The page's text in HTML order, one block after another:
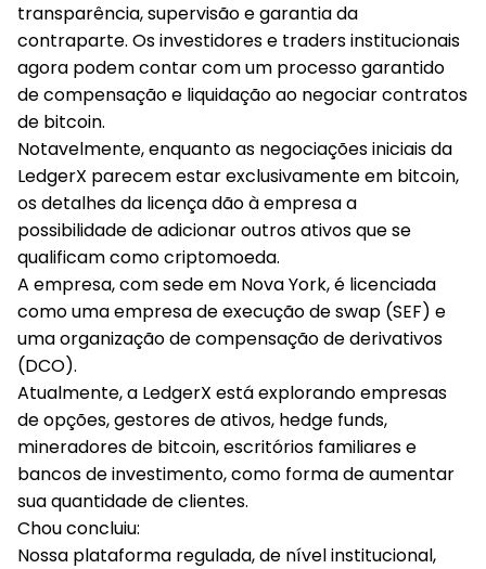
transparência, supervisão e garantia da
contraparte. Os investidores e traders institucionais
agora podem contar com um processo garantido
de compensação e liquidação ao negociar contratos
de bitcoin.
Notavelmente, enquanto as negociações iniciais da
LedgerX parecem estar exclusivamente em bitcoin,
os detalhes da licença dão à empresa a
possibilidade de adicionar outros ativos que se
qualificam como criptomoeda.
A empresa, com sede em Nova York, é licenciada
como uma empresa de execução de swap (SEF) e
uma organização de compensação de derivativos
(DCO).
Atualmente, a LedgerX está explorando empresas
de opções, gestores de ativos, hedge funds,
mineradores de bitcoin, escritórios familiares e
bancos de investimento, como forma de aumentar
sua quantidade de clientes.
Chou concluiu:
Nossa plataforma regulada, de nível institucional,